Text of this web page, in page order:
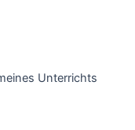
Unterrichts